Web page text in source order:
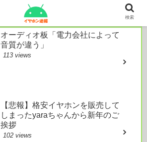
オーディオ板「電力会社によって
音質が違う」
113 views
【悲報】格安イヤホンを販売して
しまったyaraちゃんから新年のご
挨拶
102 views
検索